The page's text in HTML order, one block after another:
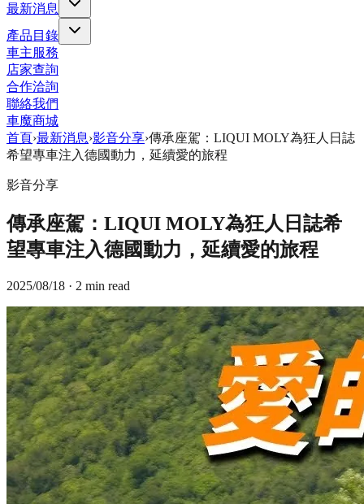
最新消息
產品目錄
車主服務
店家查詢
合作洽詢
聯絡我們
車魔商城
首頁›最新消息›影音分享›傳承座駕：LIQUI MOLY為狂人日誌
希望專車注入德國動力，延續愛的旅程
影音分享
傳承座駕：LIQUI MOLY為狂人日誌希
望專車注入德國動力，延續愛的旅程
2025/08/18 · 2 min read